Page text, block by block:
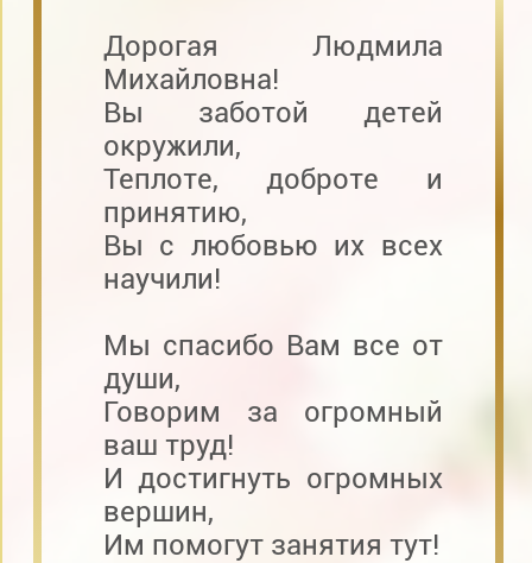
Дорогая Людмила
Михайловна!
Вы заботой детей
окружили,
Теплоте, доброте и
принятию,
Вы с любовью их всех
научили!
Мы спасибо Вам все от
души,
Говорим за огромный
ваш труд!
И достигнуть огромных
вершин,
Им помогут занятия тут!